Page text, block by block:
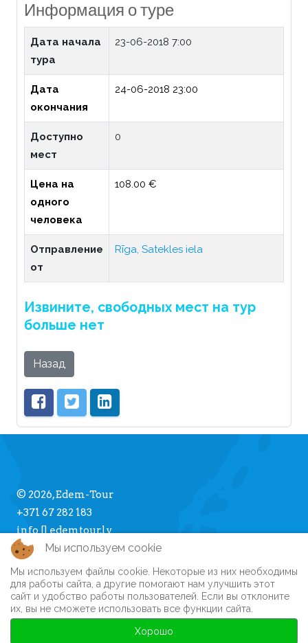
Информация о туре
Дата начала
тура
23-06-2018 7:00
Дата
окончания
24-06-2018 23:00
Доступно
мест
0
Цена на
одного
человека
108.00 €
Отправление
от
Rīga, Satekles iela
Извините, свободных мест на тур
больше нет
Назад
© 2026, Edem-Tour
+371 67 282 183
info [] edemtour.lv
Про Edem-Tour
Памятка туристу
Часто задаваемые вопросы Личный кабинет
Регистрация на сайте
Мы используем cookie
Мы используем файлы cookie. Некоторые из них необходимы
для работы сайта, а другие помогают нам улучшить этот
сайт и удобство работы пользователей. Если вы отклоните
их, вы не сможете использовать все функции сайта.
Хорошо